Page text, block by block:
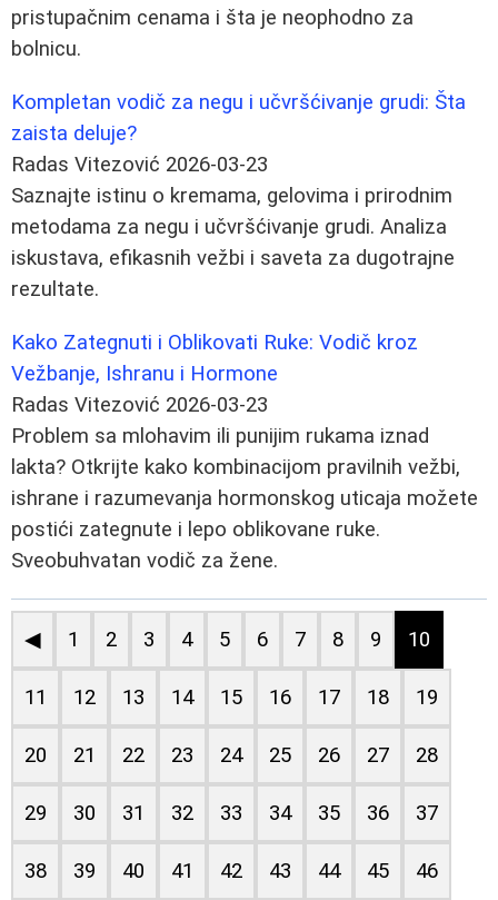
pristupačnim cenama i šta je neophodno za
bolnicu.
Kompletan vodič za negu i učvršćivanje grudi: Šta
zaista deluje?
Radas Vitezović 2026-03-23
Saznajte istinu o kremama, gelovima i prirodnim
metodama za negu i učvršćivanje grudi. Analiza
iskustava, efikasnih vežbi i saveta za dugotrajne
rezultate.
Kako Zategnuti i Oblikovati Ruke: Vodič kroz
Vežbanje, Ishranu i Hormone
Radas Vitezović 2026-03-23
Problem sa mlohavim ili punijim rukama iznad
lakta? Otkrijte kako kombinacijom pravilnih vežbi,
ishrane i razumevanja hormonskog uticaja možete
postići zategnute i lepo oblikovane ruke.
Sveobuhvatan vodič za žene.
◀ 1 2 3 4 5 6 7 8 9 10
11 12 13 14 15 16 17 18 19
20 21 22 23 24 25 26 27 28
29 30 31 32 33 34 35 36 37
38 39 40 41 42 43 44 45 46